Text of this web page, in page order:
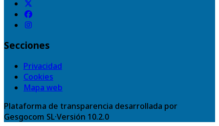
Secciones
Privacidad
Cookies
Mapa web
Plataforma de transparencia desarrollada por
Gesgocom SL·Versión 10.2.0